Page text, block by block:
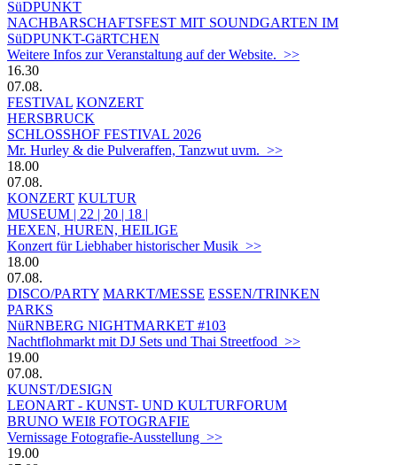
SüDPUNKT
NACHBARSCHAFTSFEST MIT SOUNDGARTEN IM
SüDPUNKT-GäRTCHEN
Weitere Infos zur Veranstaltung auf der Website. >>
16.30
07.08.
FESTIVAL KONZERT
HERSBRUCK
SCHLOSSHOF FESTIVAL 2026
Mr. Hurley & die Pulveraffen, Tanzwut uvm. >>
18.00
07.08.
KONZERT KULTUR
MUSEUM | 22 | 20 | 18 |
HEXEN, HUREN, HEILIGE
Konzert für Liebhaber historischer Musik >>
18.00
07.08.
DISCO/PARTY MARKT/MESSE ESSEN/TRINKEN
PARKS
NüRNBERG NIGHTMARKET #103
Nachtflohmarkt mit DJ Sets und Thai Streetfood >>
19.00
07.08.
KUNST/DESIGN
LEONART - KUNST- UND KULTURFORUM
BRUNO WEIß FOTOGRAFIE
Vernissage Fotografie-Ausstellung >>
19.00